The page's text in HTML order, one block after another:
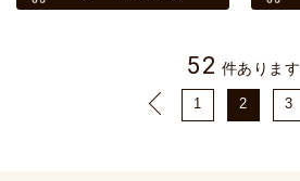
52 件あります
1 2 3